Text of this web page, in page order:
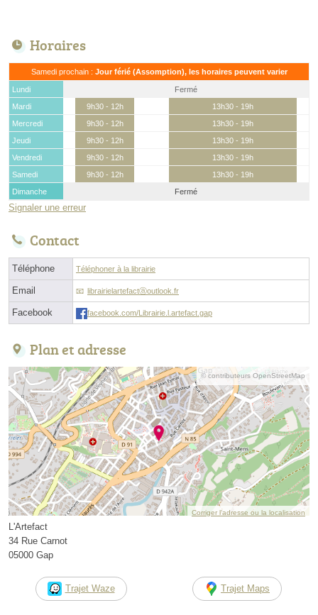
Horaires
Samedi prochain : Jour férié (Assomption), les horaires peuvent varier
Lundi
Fermé
Mardi
9h30 - 12h
13h30 - 19h
Mercredi
9h30 - 12h
13h30 - 19h
Jeudi
9h30 - 12h
13h30 - 19h
Vendredi
9h30 - 12h
13h30 - 19h
Samedi
9h30 - 12h
13h30 - 19h
Dimanche
Fermé
Signaler une erreur
Contact
Téléphone Téléphoner à la librairie
Email librairielartefactⓐoutlook.fr
Facebook facebook.com/Librairie.l.artefact.gap
Plan et adresse
© contributeurs OpenStreetMap
Corriger l’adresse ou la localisation
L'Artefact
34 Rue Carnot
05000 Gap
Trajet Waze Trajet Maps